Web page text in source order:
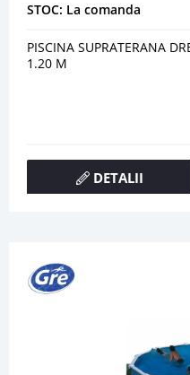
STOC: La comanda
PISCINA SUPRATERANA
1.20 M
DETALII